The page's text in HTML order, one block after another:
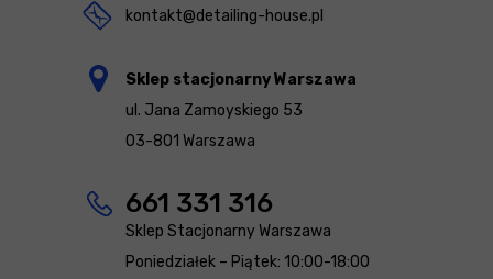
kontakt@detailing-house.pl
Sklep stacjonarny Warszawa
ul. Jana Zamoyskiego 53
03-801 Warszawa
661 331 316
Sklep Stacjonarny Warszawa
Poniedziałek – Piątek: 10:00-18:00